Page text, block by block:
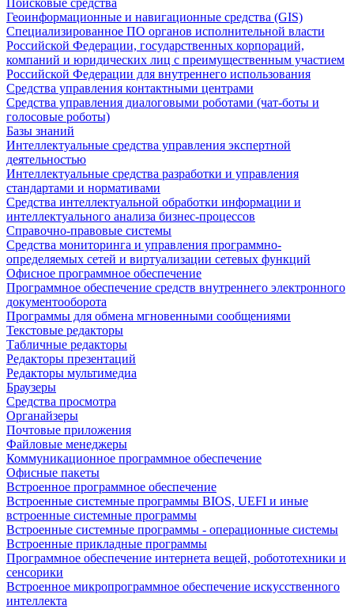
Поисковые средства
Геоинформационные и навигационные средства (GIS)
Специализированное ПО органов исполнительной власти
Российской Федерации, государственных корпораций,
компаний и юридических лиц с преимущественным участием
Российской Федерации для внутреннего использования
Средства управления контактными центрами
Средства управления диалоговыми роботами (чат-боты и
голосовые роботы)
Базы знаний
Интеллектуальные средства управления экспертной
деятельностью
Интеллектуальные средства разработки и управления
стандартами и нормативами
Средства интеллектуальной обработки информации и
интеллектуального анализа бизнес-процессов
Справочно-правовые системы
Средства мониторинга и управления программно-
определяемых сетей и виртуализации сетевых функций
Офисное программное обеспечение
Программное обеспечение средств внутреннего электронного
документооборота
Программы для обмена мгновенными сообщениями
Текстовые редакторы
Табличные редакторы
Редакторы презентаций
Редакторы мультимедиа
Браузеры
Средства просмотра
Органайзеры
Почтовые приложения
Файловые менеджеры
Коммуникационное программное обеспечение
Офисные пакеты
Встроенное программное обеспечение
Встроенные системные программы BIOS, UEFI и иные
встроенные системные программы
Встроенные системные программы - операционные системы
Встроенные прикладные программы
Программное обеспечение интернета вещей, робототехники и
сенсорики
Встроенное микропрограммное обеспечение искусственного
интеллекта